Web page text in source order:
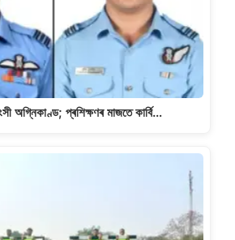
অগ্নিকাণ্ড; প্ৰশিক্ষণৰ মাজতে কাৰ্বি…